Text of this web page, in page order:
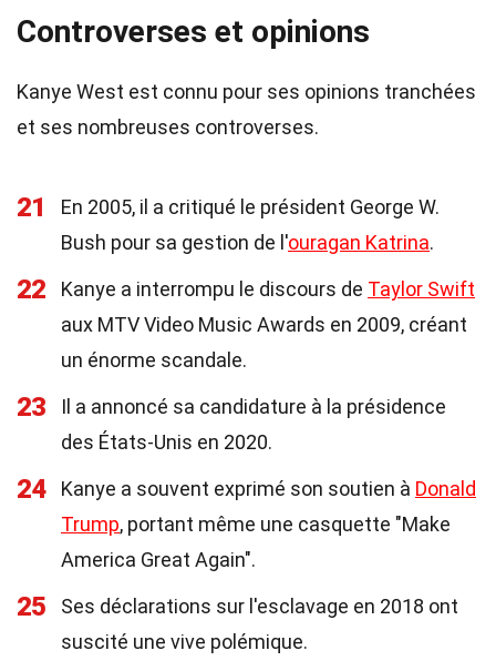
Controverses et opinions
Kanye West est connu pour ses opinions tranchées
et ses nombreuses controverses.
21
En 2005, il a critiqué le président George W.
Bush pour sa gestion de l'ouragan Katrina.
22 Kanye a interrompu le discours de Taylor Swift
aux MTV Video Music Awards en 2009, créant
un énorme scandale.
23
Il a annoncé sa candidature à la présidence
des États-Unis en 2020.
24 Kanye a souvent exprimé son soutien à Donald
Trump, portant même une casquette "Make
America Great Again".
25
Ses déclarations sur l'esclavage en 2018 ont
suscité une vive polémique.